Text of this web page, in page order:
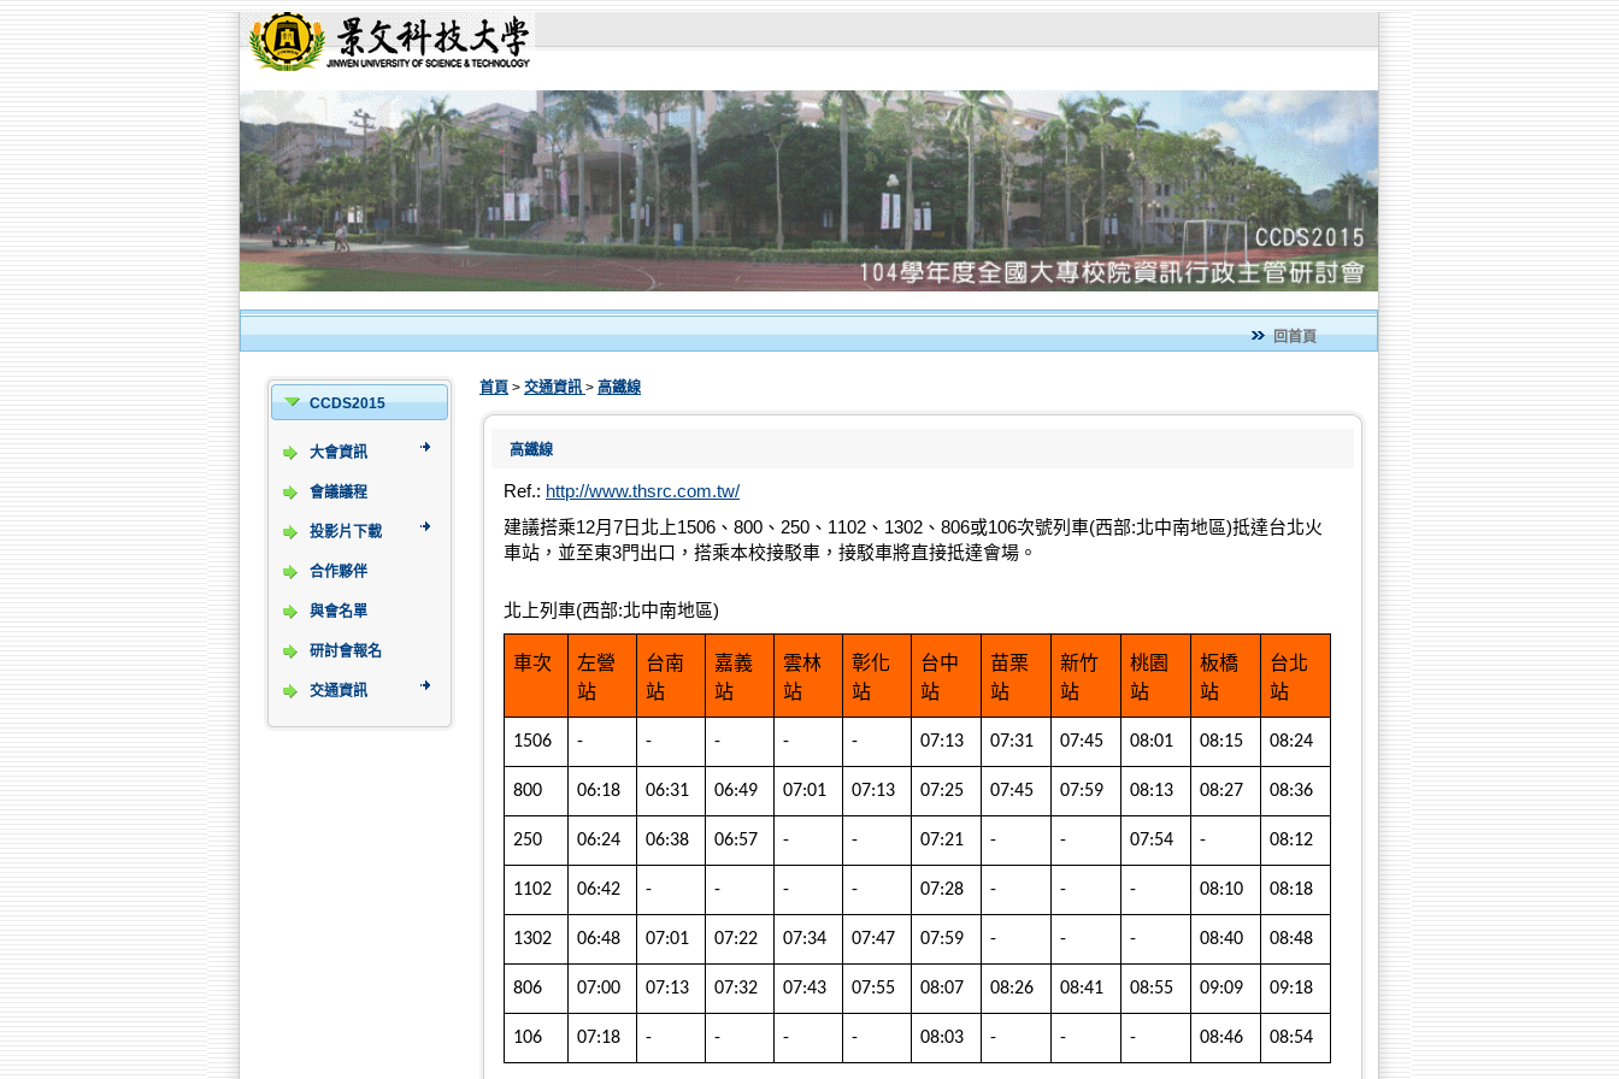
回首頁
CCDS2015
大會資訊
會議議程
投影片下載
合作夥伴
與會名單
研討會報名
交通資訊
首頁 > 交通資訊 > 高鐵線
高鐵線
Ref.: http://www.thsrc.com.tw/
建議搭乘12月7日北上1506、800、250、1102、1302、806或106次號列車(西部:北中南地區)抵達台北火
車站，並至東3門出口，搭乘本校接駁車，接駁車將直接抵達會場。
北上列車(西部:北中南地區)
車次
左營
站
台南
站
嘉義
站
雲林
站
彰化
站
台中
站
苗栗
站
新竹
站
桃園
站
板橋
站
台北
站
1506 - - - - - 07:13 07:31 07:45 08:01 08:15 08:24
800 06:18 06:31 06:49 07:01 07:13 07:25 07:45 07:59 08:13 08:27 08:36
250 06:24 06:38 06:57 - - 07:21 - - 07:54 - 08:12
1102 06:42 - - - - 07:28 - - - 08:10 08:18
1302 06:48 07:01 07:22 07:34 07:47 07:59 - - - 08:40 08:48
806 07:00 07:13 07:32 07:43 07:55 08:07 08:26 08:41 08:55 09:09 09:18
106 07:18 - - - - 08:03 - - - 08:46 08:54